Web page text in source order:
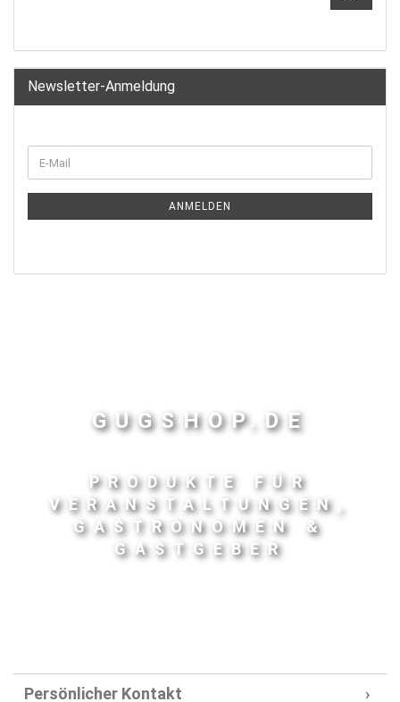
Newsletter-Anmeldung
ANMELDEN
GUGSHOP.DE
PRODUKTE FÜR
VERANSTALTUNGEN,
GASTRONOMEN &
GASTGEBER
Persönlicher Kontakt